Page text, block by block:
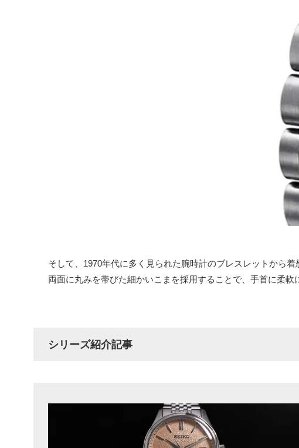
そして、1970年代に多く見られた腕時計のブレスレットから
両面に丸みを帯びた細かいこまを採用することで、手首に柔
シリーズ紹介記事